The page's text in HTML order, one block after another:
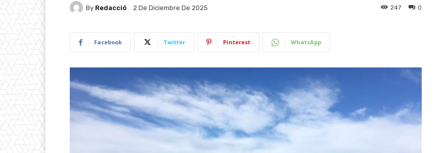
By Redacció 2 De Diciembre De 2025 0
247
Facebook Twitter Pinterest WhatsApp